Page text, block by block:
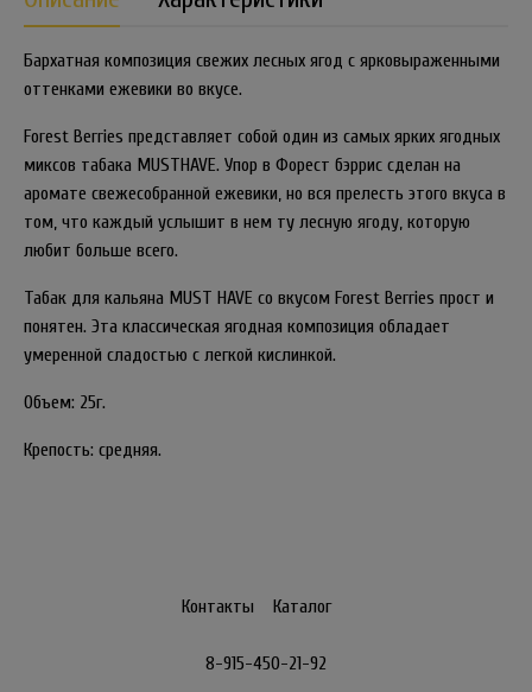
Бархатная композиция свежих лесных ягод с ярковыраженными
оттенками ежевики во вкусе.
Forest Berries представляет собой один из самых ярких ягодных
миксов табака MUSTHAVE. Упор в Форест бэррис сделан на
аромате свежесобранной ежевики, но вся прелесть этого вкуса в
том, что каждый услышит в нем ту лесную ягоду, которую
любит больше всего.
Табак для кальяна MUST HAVE со вкусом Forest Berries прост и
понятен. Эта классическая ягодная композиция обладает
умеренной сладостью с легкой кислинкой.
Объем: 25г.
Крепость: средняя.
Контакты Каталог
8-915-450-21-92